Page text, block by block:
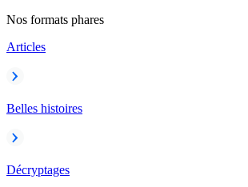
Nos formats phares
Articles
Belles histoires
Décryptages